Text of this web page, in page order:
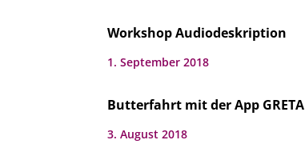
Workshop Audiodeskription
1. September 2018
Butterfahrt mit der App GRETA
3. August 2018